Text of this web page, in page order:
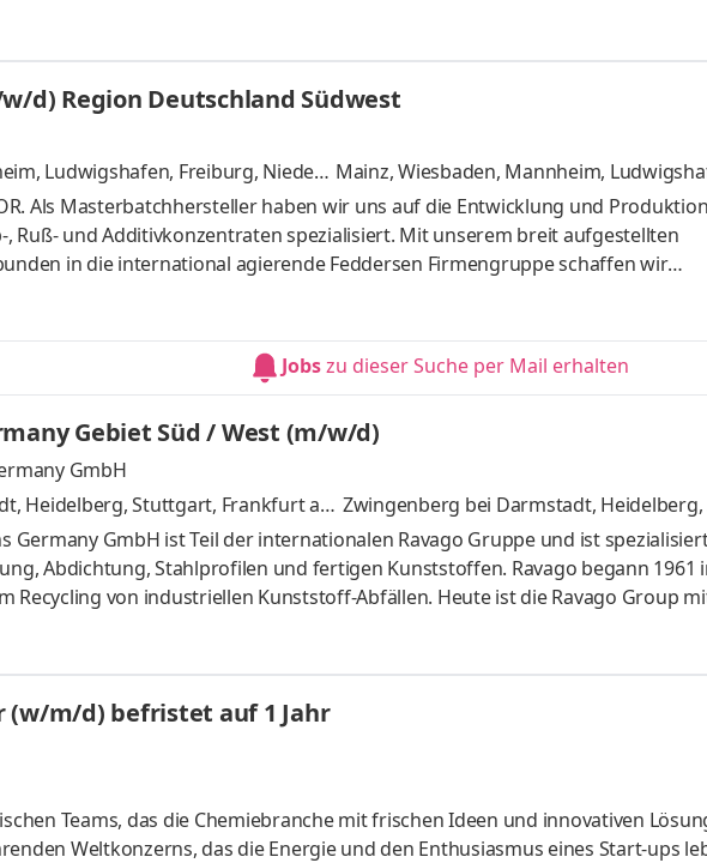
wir KI-basierte Werkzeuge dort, wo sie echten Mehrwert stiften – mit
Blick und der Überzeugung, dass technologische Weiterentwicklung Teil
auf flache Hierarchien und die Organisation in Business Units mit dem Ziel
sowie
d) Region Deutschland Südwest
Ludwigshafen, Freiburg, Niederz Mainz, Wiesbaden, Mannheim,
und 5 weitere
Als Masterbatchhersteller haben wir uns auf die Entwicklung und
Ruß- und Additivkonzentraten spezialisiert. Mit unserem breit aufgestellten
in die international agierende Feddersen Firmengruppe schaffen wir
Lösungen. Als Zweigniederlassung der AKRO-PLASTIC GmbH profitieren
Kunststoff-Compoundierung. Diese enge Zusammenarbeit ermöglicht es uns,
und Produktion gezielt zu nutzen – zum Vorteil unserer Kunden. Wenn
Arbeitsplatz bist, an
Jobszu dieser Suche per Mail erhalten
Gebiet Süd / West (m/w/d)
GmbH
Heidelberg, Stuttgart, Frankfurt am Zwingenberg bei Darmstadt,
annheim, Karlsruheund 4 weitere
Germany GmbH ist Teil der internationalen Ravago Gruppe und ist
Abdichtung, Stahlprofilen und fertigen Kunststoffen. Ravago begann 1961
Recycling von industriellen Kunststoff-Abfällen. Heute ist die Ravago Group
in mehr als 65 Ländern weltweit ein führender Dienstleister für die
unseres Sales-Teams im Bereich XPS –Dämmstoffe suchen wir zum
die Abteilung Sales eine/n Account Manager Gebiet Süd / West (m/w/d)
Fra
(w/m/d) befristet auf 1 Jahr
Teams, das die Chemiebranche mit frischen Ideen und innovativen
Weltkonzerns, das die Energie und den Enthusiasmus eines Start-ups